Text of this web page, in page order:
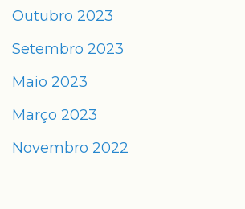
Outubro 2023
Setembro 2023
Maio 2023
Março 2023
Novembro 2022